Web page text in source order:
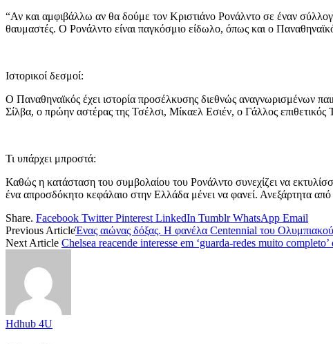
“Αν και αμφιβάλλω αν θα δούμε τον Κριστιάνο Ρονάλντο σε έναν
θαυμαστές. Ο Ρονάλντο είναι παγκόσμιο είδωλο, όπως και ο
Ιστορικοί δεσμοί:
Ο Παναθηναϊκός έχει ιστορία προσέλκυσης διεθνώς αναγνωρισμένων
Σίλβα, ο πρώην αστέρας της Τσέλσι, Μίκαελ Εσιέν, ο Γάλλος επιθετικός
Τι υπάρχει μπροστά:
Καθώς η κατάσταση του συμβολαίου του Ρονάλντο συνεχίζει να
ένα απροσδόκητο κεφάλαιο στην Ελλάδα μένει να φανεί. Ανεξάρτητα
Share. Facebook Twitter Pinterest LinkedIn Tumblr WhatsApp Email
Previous ArticleΈνας αιώνας δόξας. Η φανέλα Centennial του
Next Article Chelsea reacende interesse em ‘guarda-redes muito
Hdhub 4U